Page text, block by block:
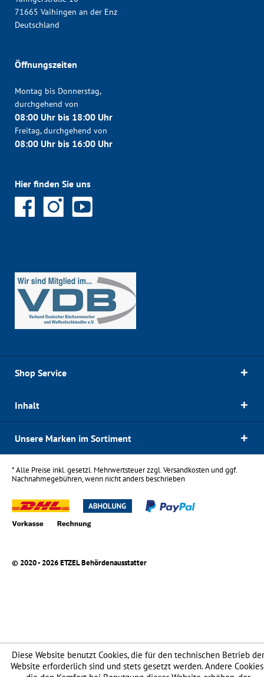
71665 Vaihingen an der Enz
Deutschland
Öffnungszeiten
Montag bis Donnerstag,
durchgehend von
08:00 Uhr bis 18:00 Uhr
Freitag, durchgehend von
08:00 Uhr bis 16:00 Uhr
Hier finden Sie uns
Shop Service
Inhalt
Unsere Marken im Sortiment
* Alle Preise inkl. gesetzl. Mehrwertsteuer zzgl.Versandkostenund ggf.
Nachnahmegebühren, wenn nicht anders beschrieben
© 2020 - 2026 ETZEL Behördenausstatter
Diese Website benutzt Cookies, die für den technischen Betrieb der
Website erforderlich sind und stets gesetzt werden. Andere